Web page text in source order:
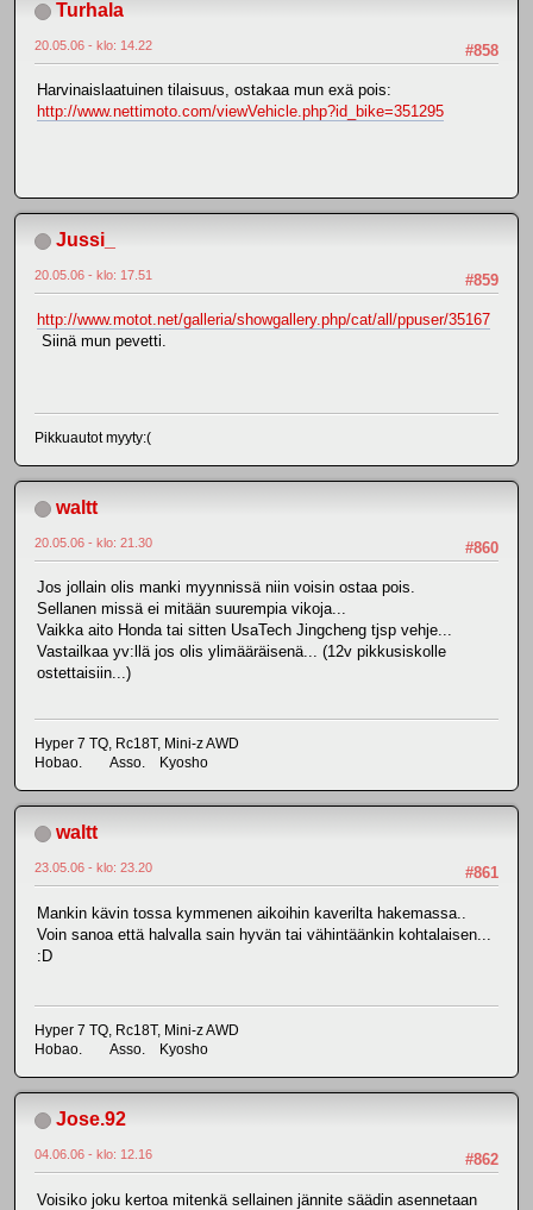
Turhala
#858
20.05.06 - klo: 14.22
Harvinaislaatuinen tilaisuus, ostakaa mun exä pois:
http://www.nettimoto.com/viewVehicle.php?id_bike=351295
Jussi_
#859
20.05.06 - klo: 17.51
http://www.motot.net/galleria/showgallery.php/cat/all/ppuser/35167
Siinä mun pevetti.
Pikkuautot myyty:(
waltt
#860
20.05.06 - klo: 21.30
Jos jollain olis manki myynnissä niin voisin ostaa pois.
Sellanen missä ei mitään suurempia vikoja...
Vaikka aito Honda tai sitten UsaTech Jingcheng tjsp vehje...
Vastailkaa yv:llä jos olis ylimääräisenä... (12v pikkusiskolle
ostettaisiin...)
Hyper 7 TQ, Rc18T, Mini-z AWD
Hobao. Asso. Kyosho
waltt
#861
23.05.06 - klo: 23.20
Mankin kävin tossa kymmenen aikoihin kaverilta hakemassa..
Voin sanoa että halvalla sain hyvän tai vähintäänkin kohtalaisen...
:D
Hyper 7 TQ, Rc18T, Mini-z AWD
Hobao. Asso. Kyosho
Jose.92
#862
04.06.06 - klo: 12.16
Voisiko joku kertoa mitenkä sellainen jännite säädin asennetaan